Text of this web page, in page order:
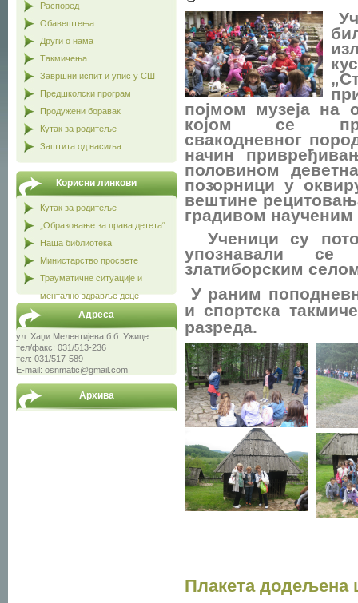
Распоред
Обавештења
Други о нама
Такмичења
Завршни испит и упис у СШ
Предшколски програм
Продужени боравак
Кутак за родитеље
Заштита од насиља
Корисни линкови
Кутак за родитеље
„Образовање за права детета“
Наша библиотека
Министарство просвете
Трауматичне ситуације и
ментално здравље деце
Адреса
ул. Хаџи Мелентијева б.б. Ужице
тел/факс: 031/513-236
тел: 031/517-589
E-mail: osnmatic@gmail.com
Архива
појмом музеја на
којом се
свакодневног
начин
половином
позорници у
вештине
градивом
Ученици су
упознавали
златиборским
У раним
и спортска
разреда.
Плакета додељена